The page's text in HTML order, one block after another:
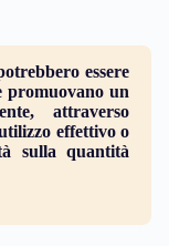
essere
promuovano un
attraverso
effettivo o
sulla quantità